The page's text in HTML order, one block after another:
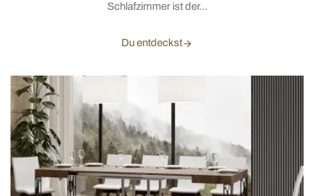
Schlafzimmer ist der...
Du entdeckst